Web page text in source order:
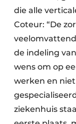
die alle
Coteur: “De
de indeling
wens om op
werken en
ziekenhuis